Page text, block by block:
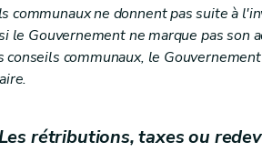
communaux ne donnent pas suite à
le Gouvernement ne marque pas son
conseils communaux, le
rétributions, taxes ou